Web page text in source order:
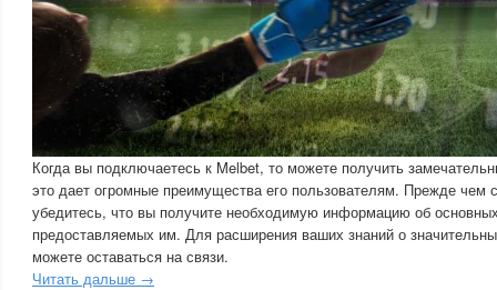
Когда вы подключаетесь к Melbet, то можете получить
это дает огромные преимущества его пользователям. Прежде чем
убедитесь, что вы получите необходимую информацию об
предоставляемых им. Для расширения ваших знаний о
можете оставаться на связи.
Читать дальше →